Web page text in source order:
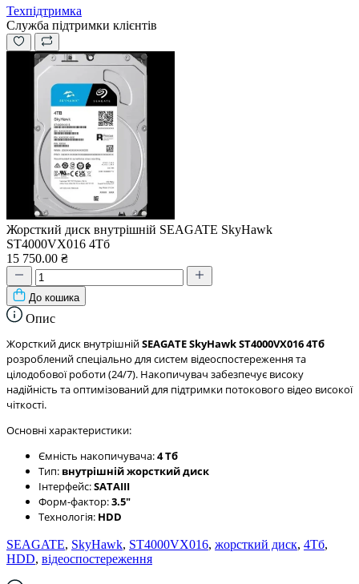
Техпідтримка
Служба підтримки клієнтів
Жорсткий диск внутрішній SEAGATE SkyHawk
ST4000VX016 4Тб
15 750.00 ₴
До кошика
Опис
Жорсткий диск внутрішнійSEAGATE SkyHawk ST4000VX016 4Тб
розроблений спеціально для систем відеоспостереження та
цілодобової роботи (24/7). Накопичувач забезпечує високу
надійність та оптимізований для підтримки потокового відео високої
чіткості.
Основні характеристики:
Ємність накопичувача:4 Тб
Тип: внутрішній жорсткий диск
Інтерфейс:SATAIII
Форм-фактор:3.5"
Технологія: HDD
SEAGATE, SkyHawk, ST4000VX016, жорсткий диск, 4Тб,
HDD, відеоспостереження